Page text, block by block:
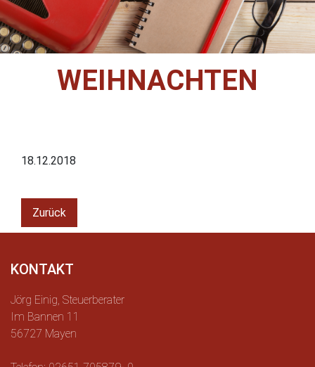
WEIHNACHTEN
18.12.2018
Zurück
KONTAKT
Jörg Einig, Steuerberater
Im Bannen 11
56727 Mayen